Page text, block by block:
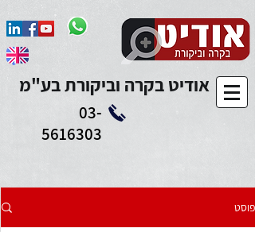
Add to Calendar
אודיט בקרה וביקורת בע"מ
03-
5616303
פוסט